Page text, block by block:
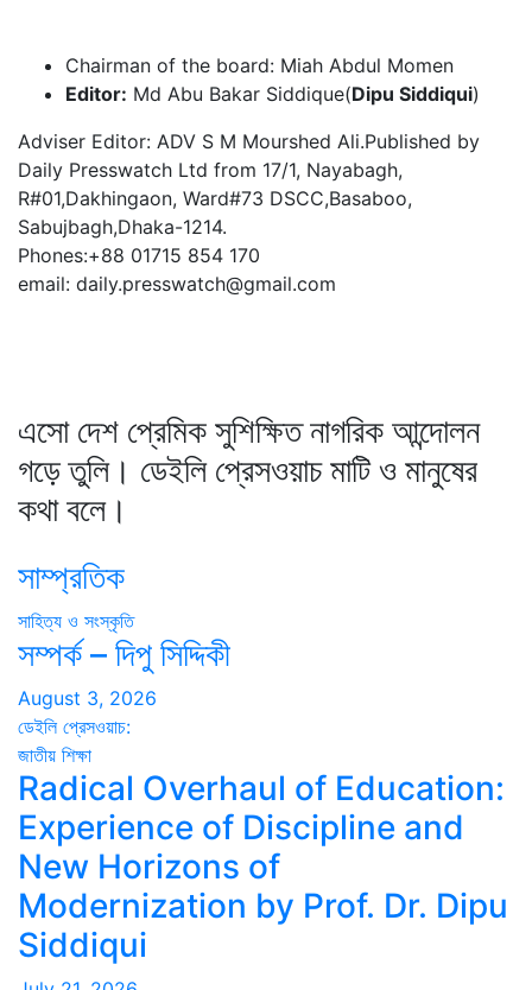
Chairman of the board: Miah Abdul Momen
Editor: Md Abu Bakar Siddique(Dipu Siddiqui)
Adviser Editor: ADV S M Mourshed Ali.Published by
Daily Presswatch Ltd from 17/1, Nayabagh,
R#01,Dakhingaon, Ward#73 DSCC,Basaboo,
Sabujbagh,Dhaka-1214.
Phones:+88 01715 854 170
email: daily.presswatch@gmail.com
এসো দেশ প্রেমিক সুশিক্ষিত নাগরিক আন্দোলন
গড়ে তুলি। ডেইলি প্রেসওয়াচ মাটি ও মানুষের
কথা বলে।
সাম্প্রতিক
সাহিত্য ও সংস্কৃতি
সম্পর্ক – দিপু সিদ্দিকী
August 3, 2026
ডেইলি প্রেসওয়াচ:
জাতীয় শিক্ষা
Radical Overhaul of Education:
Experience of Discipline and
New Horizons of
Modernization by Prof. Dr. Dipu
Siddiqui